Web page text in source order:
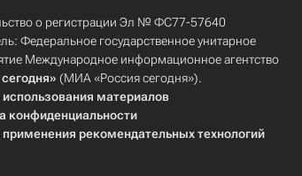
о регистрации Эл № ФС77-57640
Федеральное государственное унитарное
Международное информационное агентство
(МИА «Россия сегодня»).
материалов
конфиденциальности
рекомендательных технологий